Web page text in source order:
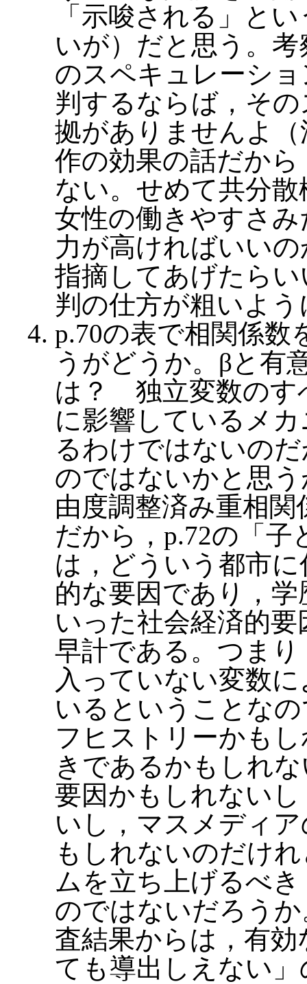
「示唆される」と
いが）だと思う。
のスペキュレーシ
判するならば，そ
拠がありませんよ
作の効果の話だか
ない。せめて共分
女性の働きやすさ
力が高ければいい
指摘してあげたら
判の仕方が粗いよ
p.70の表で相関係数
うがどうか。βと有
は？ 独立変数のす
に影響しているメ
るわけではないの
のではないかと思
由度調整済み重相
だから，p.72の「
は，どういう都市
的な要因であり，
いった社会経済的
早計である。つま
入っていない変数
いるということな
フヒストリーかも
きであるかもしれ
要因かもしれない
いし，マスメディ
もしれないのだけ
ムを立ち上げるべ
のではないだろう
査結果からは，有
ても導出しえない